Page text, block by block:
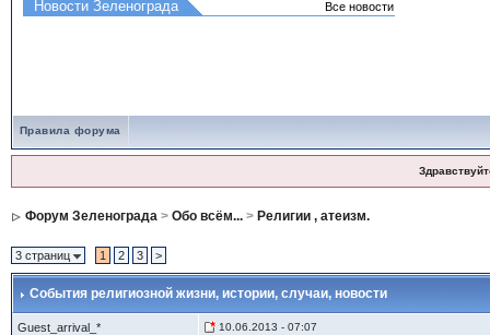
Правила форума
Форум Зеленограда> Обо всём...> Религии , атеизм.
3 страниц 1 2 3 >
События религиозной жизни, истории, случаи, новости
Guest_arrival_* 10.06.2013 - 07:07